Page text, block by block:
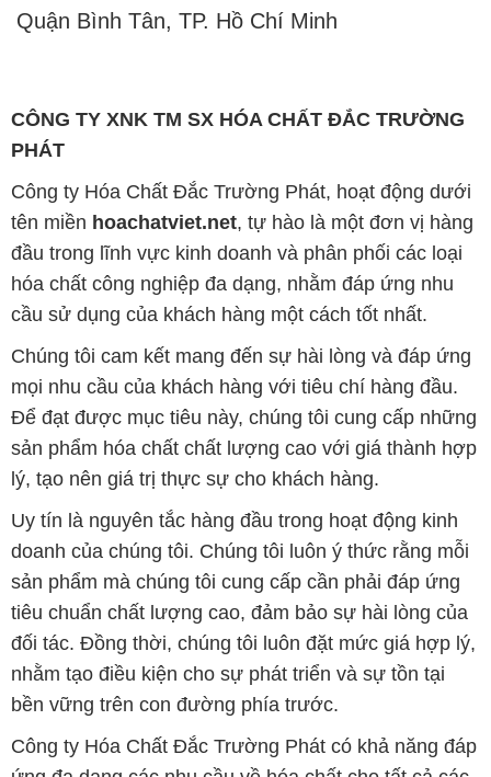
Quận Bình Tân, TP. Hồ Chí Minh
CÔNG TY XNK TM SX HÓA CHẤT ĐẮC TRƯỜNG
PHÁT
Công ty Hóa Chất Đắc Trường Phát, hoạt động dưới
tên miền hoachatviet.net, tự hào là một đơn vị hàng
đầu trong lĩnh vực kinh doanh và phân phối các loại
hóa chất công nghiệp đa dạng, nhằm đáp ứng nhu
cầu sử dụng của khách hàng một cách tốt nhất.
Chúng tôi cam kết mang đến sự hài lòng và đáp ứng
mọi nhu cầu của khách hàng với tiêu chí hàng đầu.
Để đạt được mục tiêu này, chúng tôi cung cấp những
sản phẩm hóa chất chất lượng cao với giá thành hợp
lý, tạo nên giá trị thực sự cho khách hàng.
Uy tín là nguyên tắc hàng đầu trong hoạt động kinh
doanh của chúng tôi. Chúng tôi luôn ý thức rằng mỗi
sản phẩm mà chúng tôi cung cấp cần phải đáp ứng
tiêu chuẩn chất lượng cao, đảm bảo sự hài lòng của
đối tác. Đồng thời, chúng tôi luôn đặt mức giá hợp lý,
nhằm tạo điều kiện cho sự phát triển và sự tồn tại
bền vững trên con đường phía trước.
Công ty Hóa Chất Đắc Trường Phát có khả năng đáp